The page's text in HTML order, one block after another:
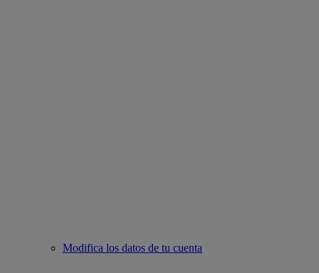
Modifica los datos de tu cuenta